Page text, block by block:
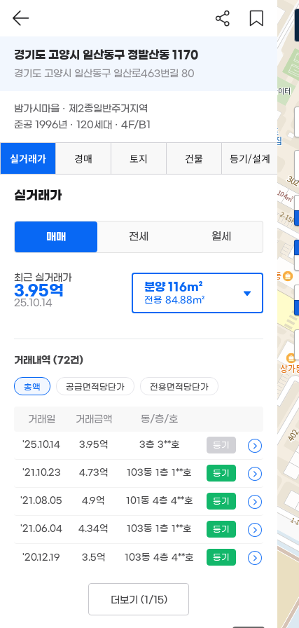
경기도 고양시 일산동구 정발산동 1170
경기도 고양시 일산동구 일산로463번길 80
밤가시마을 · 제2종일반주거지역
준공 1996년 · 120세대 · 4F/B1
실거래가 경매 토지 건물 등기/설계
실거래가
매매 전세 월세
최근 실거래가
3.95억
25.10.14
분양116m²
전용 84.88m²
거래내역 (72건)
총액 공급면적당단가 전용면적당단가
거래일 거래금액 동/층/호
'25.10.14 3.95억 3층 3**호 등기
'21.10.23 4.73억 103동 1층 1**호 등기
'21.08.05 4.9억 101동 4층 4**호 등기
'21.06.04 4.34억 103동 1층 1**호 등기
'20.12.19 3.5억 103동 4층 4**호 등기
더보기 (1/15)